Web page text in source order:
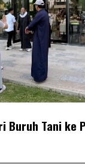
Buruh Tani ke